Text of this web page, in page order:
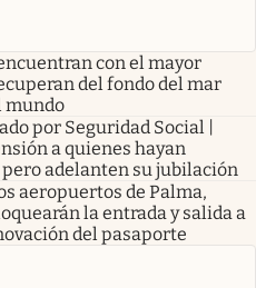
con el mayor
del fondo del mar
mundo
por Seguridad Social |
a quienes hayan
pero adelanten su jubilación
aeropuertos de Palma,
la entrada y salida a
del pasaporte